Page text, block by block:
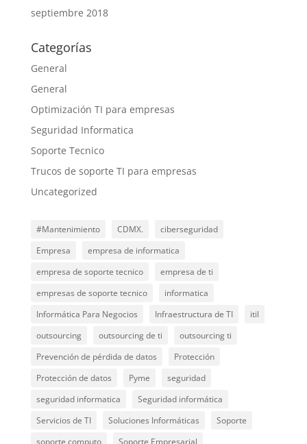
septiembre 2018
Categorías
General
General
Optimización TI para empresas
Seguridad Informatica
Soporte Tecnico
Trucos de soporte TI para empresas
Uncategorized
#Mantenimiento CDMX.
ciberseguridad
Empresa
empresa de informatica
empresa de soporte tecnico
empresa de ti
empresas de soporte tecnico
informatica
Informática Para Negocios
Infraestructura de TI
itil
outsourcing
outsourcing de ti
outsourcing ti
Prevención de pérdida de datos
Protección
Protección de datos
Pyme
seguridad
seguridad informatica
Seguridad informática
Servicios de TI
Soluciones Informáticas
Soporte